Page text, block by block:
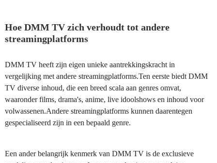
Hoe DMM TV zich verhoudt tot andere
streamingplatforms
DMM TV heeft zijn eigen unieke aantrekkingskracht in
vergelijking met andere streamingplatforms.Ten eerste biedt DMM
TV diverse inhoud, die een breed scala aan genres omvat,
waaronder films, drama's, anime, live idoolshows en inhoud voor
volwassenen.Andere streamingplatforms kunnen daarentegen
gespecialiseerd zijn in een bepaald genre.
Een ander belangrijk kenmerk van DMM TV is de exclusieve